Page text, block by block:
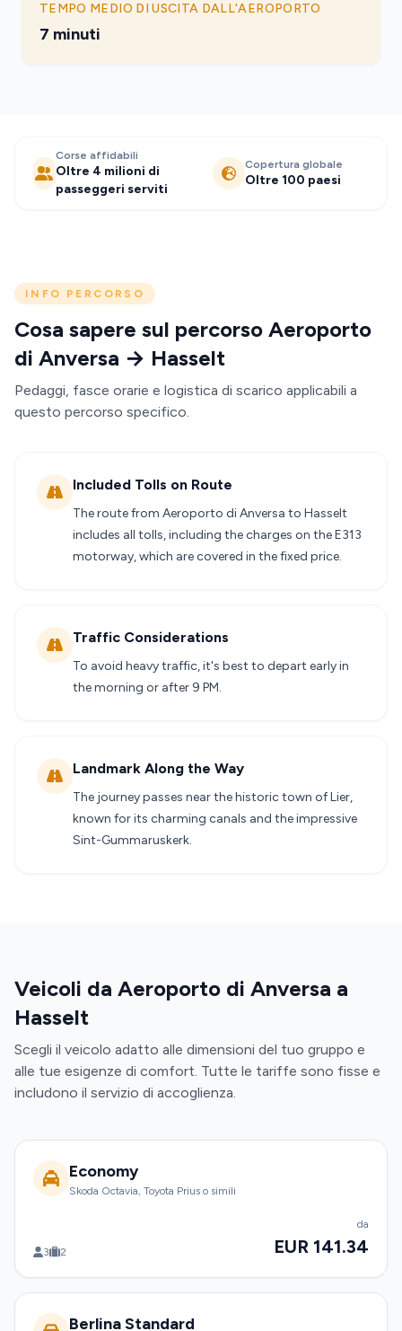
TEMPO MEDIO DI USCITA DALL'AEROPORTO
7 minuti
Corse affidabili
Oltre 4 milioni di
passeggeri serviti
Copertura globale
Oltre 100 paesi
INFO PERCORSO
Cosa sapere sul percorso Aeroporto
di Anversa → Hasselt
Pedaggi, fasce orarie e logistica di scarico applicabili a
questo percorso specifico.
Included Tolls on Route
The route from Aeroporto di Anversa to Hasselt
includes all tolls, including the charges on the E313
motorway, which are covered in the fixed price.
Traffic Considerations
To avoid heavy traffic, it's best to depart early in
the morning or after 9 PM.
Landmark Along the Way
The journey passes near the historic town of Lier,
known for its charming canals and the impressive
Sint-Gummaruskerk.
Veicoli da Aeroporto di Anversa a
Hasselt
Scegli il veicolo adatto alle dimensioni del tuo gruppo e
alle tue esigenze di comfort. Tutte le tariffe sono fisse e
includono il servizio di accoglienza.
Economy
Skoda Octavia, Toyota Prius o simili
3 2
da
EUR 141.34
Berlina Standard